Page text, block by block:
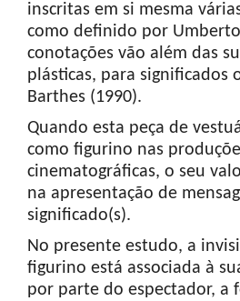
inscritas em si mesma
como definido por Umberto
conotações vão além das
plásticas, para significados
Barthes (1990).
Quando esta peça de
como figurino nas
cinematográficas, o seu
na apresentação de
significado(s).
No presente estudo, a
figurino está associada à
por parte do espectador, a